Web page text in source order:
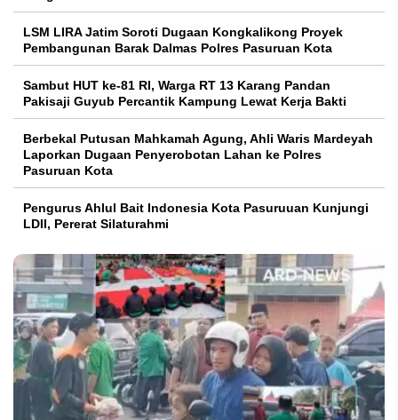
LSM LIRA Jatim Soroti Dugaan Kongkalikong Proyek
Pembangunan Barak Dalmas Polres Pasuruan Kota
Sambut HUT ke-81 RI, Warga RT 13 Karang Pandan
Pakisaji Guyub Percantik Kampung Lewat Kerja Bakti
Berbekal Putusan Mahkamah Agung, Ahli Waris Mardeyah
Laporkan Dugaan Penyerobotan Lahan ke Polres
Pasuruan Kota
Pengurus Ahlul Bait Indonesia Kota Pasuruuan Kunjungi
LDII, Pererat Silaturahmi